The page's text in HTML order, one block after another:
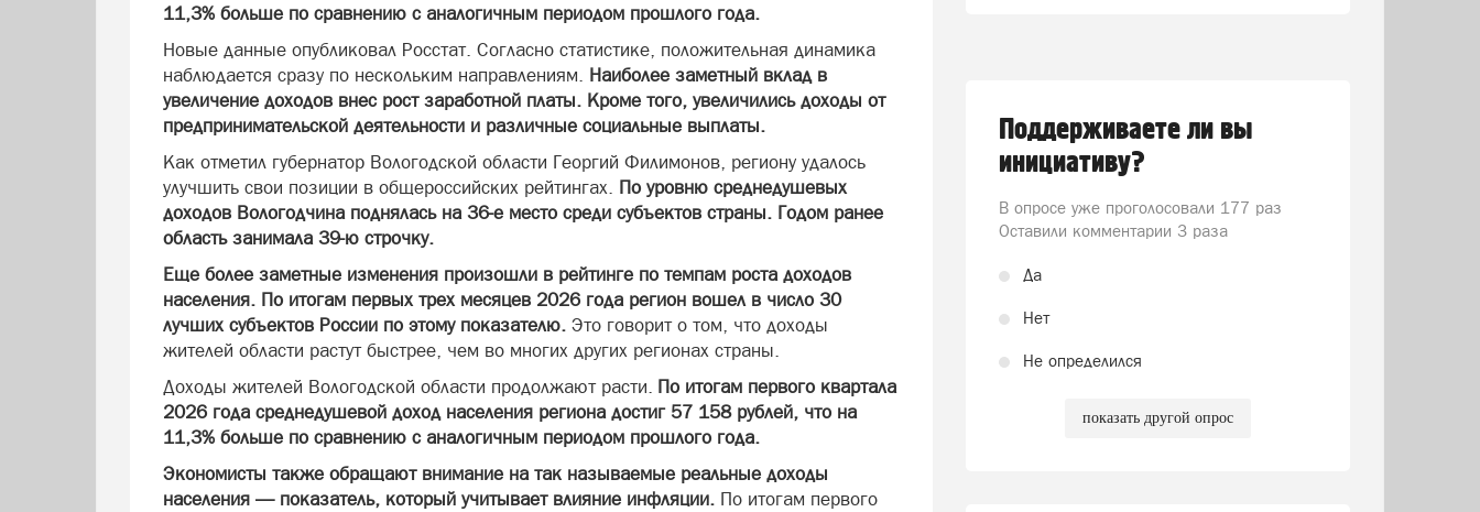
11,3% больше по сравнению с аналогичным периодом прошлого года.
Новые данные опубликовал Росстат. Согласно статистике, положительная динамика
наблюдается сразу по нескольким направлениям. Наиболее заметный вклад в
увеличение доходов внес рост заработной платы. Кроме того, увеличились доходы от
предпринимательской деятельности и различные социальные выплаты.
Как отметил губернатор Вологодской области Георгий Филимонов, региону удалось
улучшить свои позиции в общероссийских рейтингах. По уровню среднедушевых
доходов Вологодчина поднялась на 36-е место среди субъектов страны. Годом ранее
область занимала 39-ю строчку.
Еще более заметные изменения произошли в рейтинге по темпам роста доходов
населения. По итогам первых трех месяцев 2026 года регион вошел в число 30
лучших субъектов России по этому показателю. Это говорит о том, что доходы
жителей области растут быстрее, чем во многих других регионах страны.
Доходы жителей Вологодской области продолжают расти. По итогам первого квартала
2026 года среднедушевой доход населения региона достиг 57 158 рублей, что на
11,3% больше по сравнению с аналогичным периодом прошлого года.
Экономисты также обращают внимание на так называемые реальные доходы
населения — показатель, который учитывает влияние инфляции. По итогам первого
Поддерживаете ли вы
инициативу?
В опросе уже проголосовали 177 раз
Оставили комментарии 3 раза
Да
Нет
Не определился
показать другой опрос